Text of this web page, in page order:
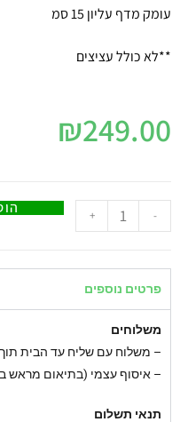
עומק מדף עליון 15 סמ
**לא כולל עציצים
₪249.00
-
+
פרטים נוספים
משלוחים
– משלוח עם שליח עד הבית תוך 7 ימי עסקים - 39 ש"ח
– איסוף עצמי (בתיאום מראש בלבד): דוחל 3,
תנאי תשלום